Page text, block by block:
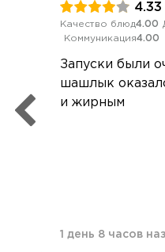
4.33
Качество блюд4.00
Коммуникация4.00
Запуски были
шашлык
и жирным
1 день 8 часов